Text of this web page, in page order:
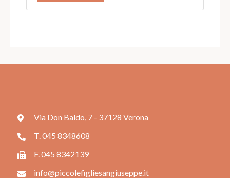
Via Don Baldo, 7 - 37128 Verona
T. 045 8348608
F. 045 8342139
info@piccolefigliesangiuseppe.it